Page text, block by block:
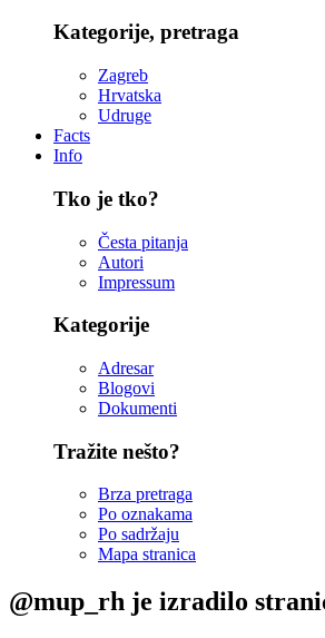
Kategorije, pretraga
Zagreb
Hrvatska
Udruge
Facts
Info
Tko je tko?
Česta pitanja
Autori
Impressum
Kategorije
Adresar
Blogovi
Dokumenti
Tražite nešto?
Brza pretraga
Po oznakama
Po sadržaju
Mapa stranica
@mup_rh je izradilo